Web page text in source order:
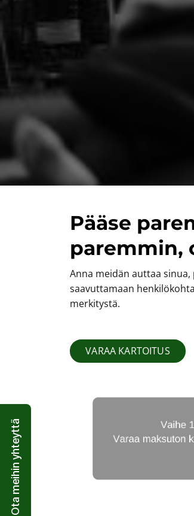
Pääse
paremmin,
Anna meidän auttaa
saavuttamaan
merkitystä.
VARAA KARTOITUS
Ota meihin yhteyttä